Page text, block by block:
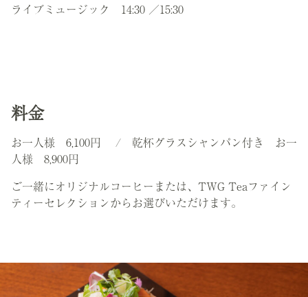
ライブミュージック 14:30 ／15:30
料金
お一人様 6,100円 / 乾杯グラスシャンパン付き お一
人様 8,900円
ご一緒にオリジナルコーヒーまたは、TWG Teaファイン
ティーセレクションからお選びいただけます。